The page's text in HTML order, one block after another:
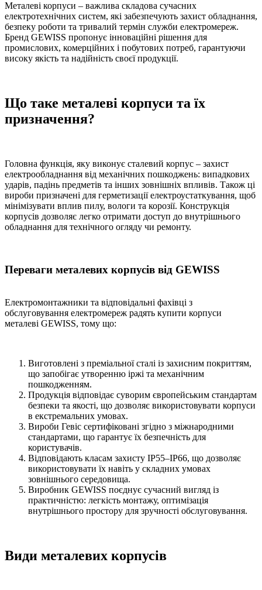
Металеві корпуси – важлива складова сучасних
електротехнічних систем, які забезпечують захист обладнання,
безпеку роботи та тривалий термін служби електромереж.
Бренд GEWISS пропонує інноваційні рішення для
промислових, комерційних і побутових потреб, гарантуючи
високу якість та надійність своєї продукції.
Що таке металеві корпуси та їх
призначення?
Головна функція, яку виконує сталевий корпус – захист
електрообладнання від механічних пошкоджень: випадкових
ударів, падінь предметів та інших зовнішніх впливів. Також ці
вироби призначені для герметизації електроустаткування, щоб
мінімізувати вплив пилу, вологи та корозії. Конструкція
корпусів дозволяє легко отримати доступ до внутрішнього
обладнання для технічного огляду чи ремонту.
Переваги металевих корпусів від GEWISS
Електромонтажники та відповідальні фахівці з
обслуговування електромереж радять купити корпуси
металеві GEWISS, тому що:
Виготовлені з преміальної сталі із захисним покриттям,
що запобігає утворенню іржі та механічним
пошкодженням.
Продукція відповідає суворим європейським стандартам
безпеки та якості, що дозволяє використовувати корпуси
в екстремальних умовах.
Вироби Гевіс сертифіковані згідно з міжнародними
стандартами, що гарантує їх безпечність для
користувачів.
Відповідають класам захисту IP55–IP66, що дозволяє
використовувати їх навіть у складних умовах
зовнішнього середовища.
Виробник GEWISS поєднує сучасний вигляд із
практичністю: легкість монтажу, оптимізація
внутрішнього простору для зручності обслуговування.
Види металевих корпусів